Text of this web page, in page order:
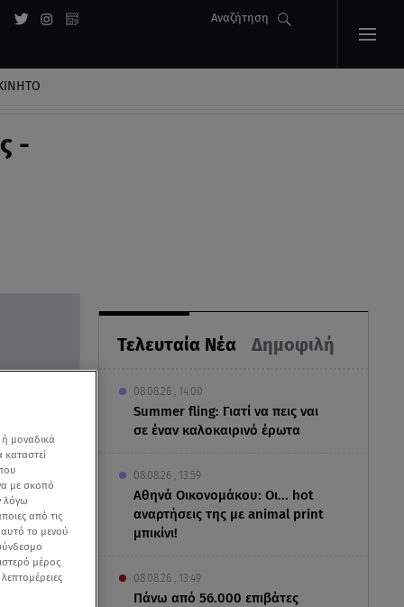
Αναζήτηση
-
Τελευταία Νέα Δημοφιλή
08.08.26 , 14:00
Summer fling: Γιατί να πεις ναι
σε έναν καλοκαιρινό έρωτα
08.08.26 , 13:59
Αθηνά Οικονομάκου: Οι... hot
αναρτήσεις της με animal print
μπικίνι!
08.08.26 , 13:49
Πάνω από 56.000 επιβάτες
μοναδικά
με σκοπό
λόγω
από τις
αυτό το μενού
μέρος